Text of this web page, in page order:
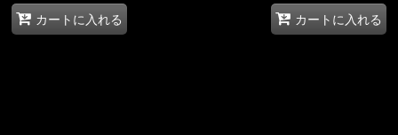
カートに入れる カートに入れる